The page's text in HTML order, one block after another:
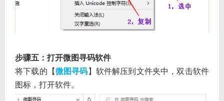
步骤五：打开微图寻码软件
将下载的【微图寻码】软件解压到文件夹中，双击软件
图标，打开软件。